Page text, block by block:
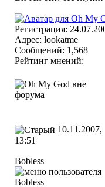
Регистрация:
Адрес: lookatme
Сообщений: 1,568
Рейтинг мнений:
10.11.2007,
13:51
Bobless